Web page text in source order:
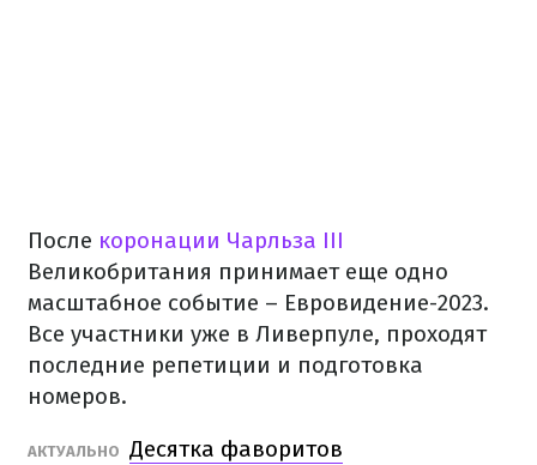
После коронации Чарльза III
Великобритания принимает еще одно
масштабное событие – Евровидение-2023.
Все участники уже в Ливерпуле, проходят
последние репетиции и подготовка
номеров.
АКТУАЛЬНО Десятка фаворитов